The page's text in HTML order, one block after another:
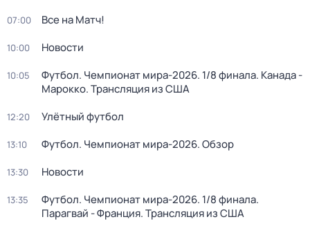
07:00 Все на Матч!
10:00 Новости
10:05
Футбол. Чемпионат мира-2026. 1/8 финала. Канада -
Марокко. Трансляция из США
12:20 Улётный футбол
13:10 Футбол. Чемпионат мира-2026. Обзор
13:30 Новости
13:35
Футбол. Чемпионат мира-2026. 1/8 финала.
Парагвай - Франция. Трансляция из США